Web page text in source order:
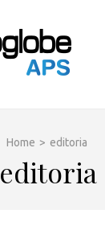
Home > editoria
editoria